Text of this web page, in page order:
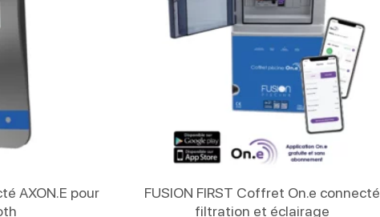
AXON.E pour
FUSION FIRST Coffret On.e connecté
filtration et éclairage